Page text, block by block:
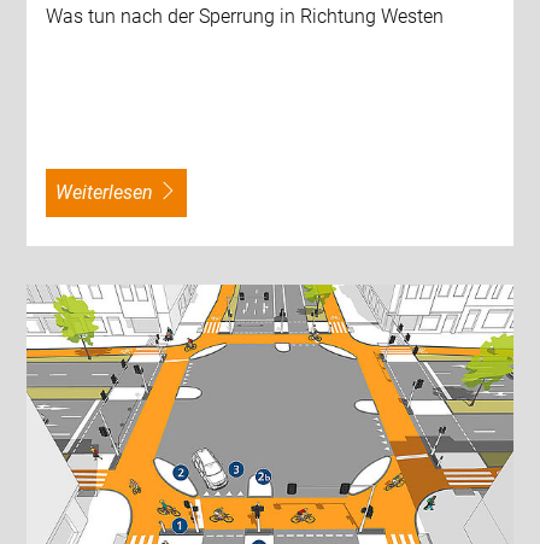
Was tun nach der Sperrung in Richtung Westen
weiterlesen